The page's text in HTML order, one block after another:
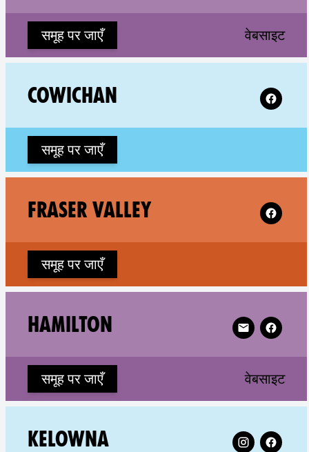
समूह पर जाएँ वेबसाइट
COWICHAN Follow
समूह पर जाएँ
FRASER VALLEY Follow
समूह पर जाएँ
HAMILTON Follow XR
समूह पर जाएँ वेबसाइट
KELOWNA Follow XR